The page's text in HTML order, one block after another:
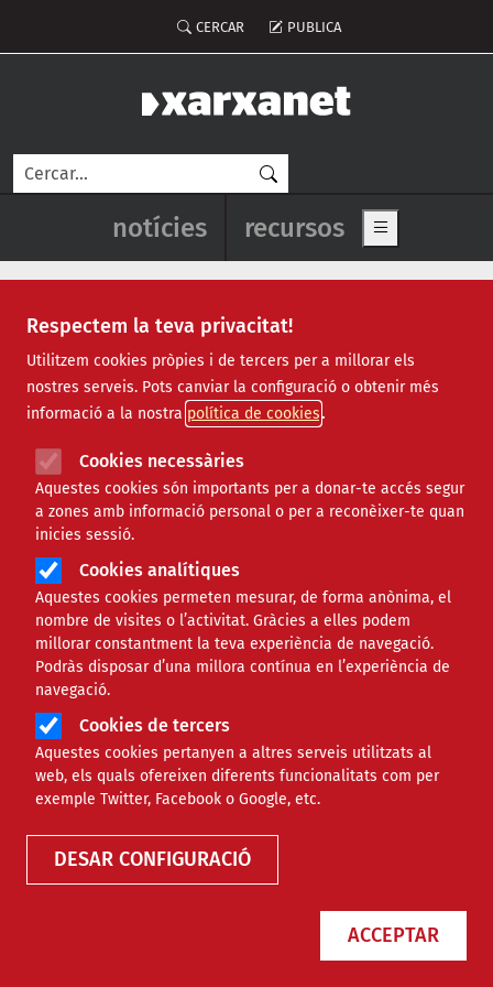
Respectem la teva privacitat!
Utilitzem cookies pròpies i de tercers per a millorar els
nostres serveis. Pots canviar la configuració o obtenir més
informació a la nostra política de cookies
Cookies necessàries
Aquestes cookies són importants per a donar-te accés segur
a zones amb informació personal o per a reconèixer-te quan
inicies sessió.
Cookies analítiques
Aquestes cookies permeten mesurar, de forma anònima, el
nombre de visites o l’activitat. Gràcies a elles podem
millorar constantment la teva experiència de navegació.
Podràs disposar d’una millora contínua en l’experiència de
navegació.
Cookies de tercers
Aquestes cookies pertanyen a altres serveis utilitzats al
web, els quals ofereixen diferents funcionalitats com per
exemple Twitter, Facebook o Google, etc.
DESAR CONFIGURACIÓ
ACCEPTAR
Menú del compte d'usuari
CERCAR PUBLICA
Cerca
Navegació principal de
notícies recursos Show main
Notícies
Totes | Ambiental | Comunitari | Cultural | Social
|
Internacional | Projectes | Jurídic | Tecnològic
Formació
Agenda